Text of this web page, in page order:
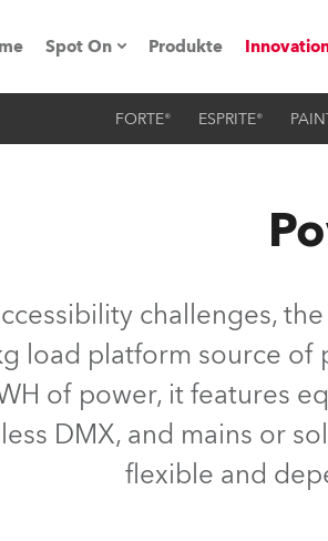
Spot On
Messen & Events
NRG (Next Robe Generation)
iSeries
Tipps, Tricks und Tutorials
RoboSpot Tutorials
Robe On Location
Produkte
FORTE® ESPRITE®
challenges,
load platform source
of power, it features
DMX, and mains or
flexible and